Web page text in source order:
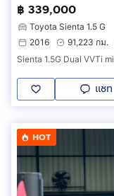
฿ 339,000
Toyota Sienta 1.5 G
2016
91,223 กม.
แชท
HOT